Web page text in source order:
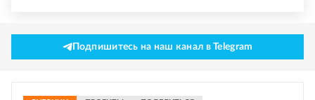
Подпишитесь на наш канал в Telegram